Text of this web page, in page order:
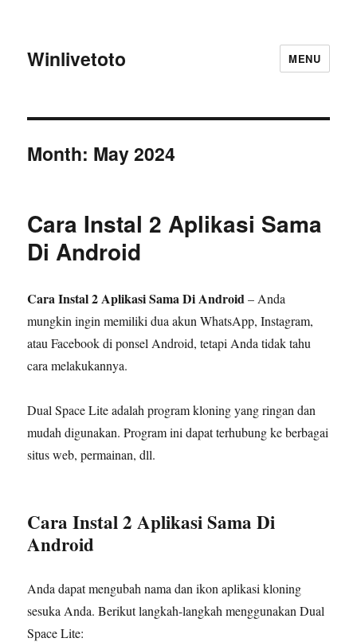
Winlivetoto MENU
Month: May 2024
Cara Instal 2 Aplikasi Sama
Di Android
Cara Instal 2 Aplikasi Sama Di Android– Anda
mungkin ingin memiliki dua akun WhatsApp, Instagram,
atau Facebook di ponsel Android, tetapi Anda tidak tahu
cara melakukannya.
Dual Space Lite adalah program kloning yang ringan dan
mudah digunakan. Program ini dapat terhubung ke berbagai
situs web, permainan, dll.
Cara Instal 2 Aplikasi Sama Di
Android
Anda dapat mengubah nama dan ikon aplikasi kloning
sesuka Anda. Berikut langkah-langkah menggunakan Dual
Space Lite: